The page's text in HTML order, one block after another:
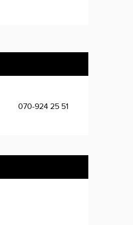
070-924 25 51